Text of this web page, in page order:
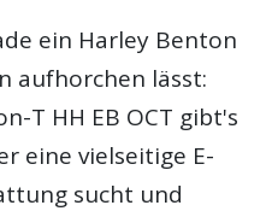
ein Harley Benton
aufhorchen lässt:
T HH EB OCT gibt's
eine vielseitige E-
sucht und